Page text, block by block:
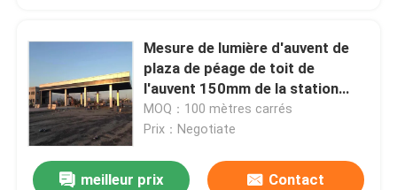
Mesure de lumière d'auvent de
plaza de péage de toit de
l'auvent 150mm de la station
service Q345
MOQ：100 mètres carrés
Prix：Negotiate
meilleur prix Contact